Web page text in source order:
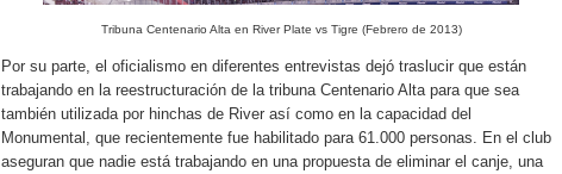
Tribuna Centenario Alta en River Plate vs Tigre (Febrero de 2013)
Por su parte, el oficialismo en diferentes entrevistas dejó traslucir que están
trabajando en la reestructuración de la tribuna Centenario Alta para que sea
también utilizada por hinchas de River así como en la capacidad del
Monumental, que recientemente fue habilitado para 61.000 personas. En el club
aseguran que nadie está trabajando en una propuesta de eliminar el canje, una